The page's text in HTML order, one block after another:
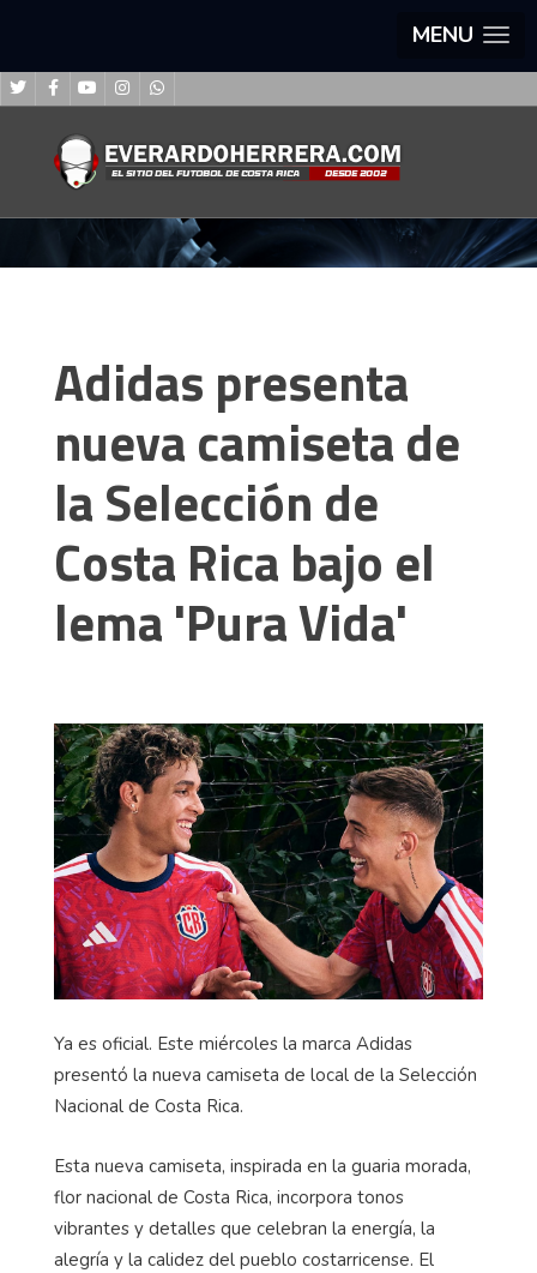
MENU
Adidas presenta
nueva camiseta de
la Selección de
Costa Rica bajo el
lema 'Pura Vida'
Ya es oficial. Este miércoles la marca Adidas
presentó la nueva camiseta de local de la Selección
Nacional de Costa Rica.
Esta nueva camiseta, inspirada en la guaria morada,
flor nacional de Costa Rica, incorpora tonos
vibrantes y detalles que celebran la energía, la
alegría y la calidez del pueblo costarricense. El